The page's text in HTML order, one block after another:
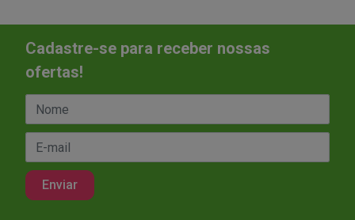
Cadastre-se para receber nossas
ofertas!